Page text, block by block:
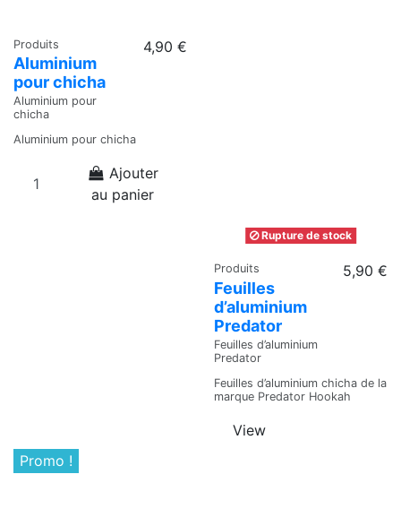
Produits
Aluminium
pour chicha
Aluminium pour
chicha
4,90 €
Aluminium pour chicha
Ajouter
au panier
Rupture de stock
Produits
Feuilles
d’aluminium
Predator
Feuilles d’aluminium
Predator
5,90 €
Feuilles d’aluminium chicha de la
marque Predator Hookah
View
Promo !